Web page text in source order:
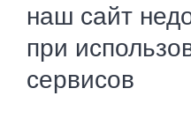
наш сайт
при
сервисов